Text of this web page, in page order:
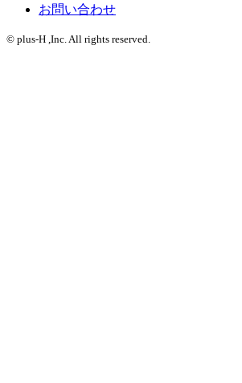
お問い合わせ
© plus-H ,Inc. All rights reserved.